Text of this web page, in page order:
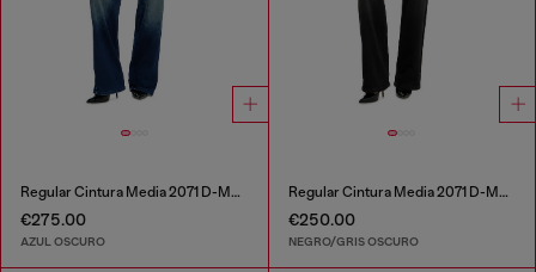
Regular Cintura Media 2071 D-Meel Joggjeans®
€275.00
AZUL OSCURO
Regular Cintura Media 2071 D-Meel Joggjeans®
€250.00
NEGRO/GRIS OSCURO